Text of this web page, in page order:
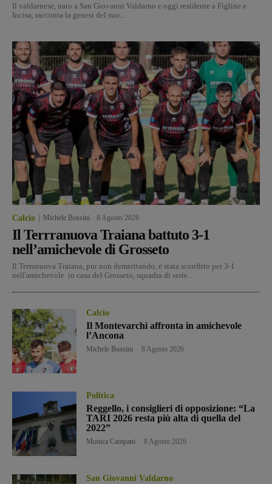
Il valdarnese, nato a San Giovanni Valdarno e oggi residente a Figline e
Incisa, racconta la genesi del suo...
Calcio Michele Bossini 8 Agosto 2026
Il Terrranuova Traiana battuto 3-1
nell’amichevole di Grosseto
Il Terranuova Traiana, pur non demeritando, è stata sconfitto per 3-1
nell'amichevole in casa del Grosseto, squadra di serie...
Calcio
Il Montevarchi affronta in amichevole
l’Ancona
Michele Bossini 8 Agosto 2026
Politica
Reggello, i consiglieri di opposizione: “La
TARI 2026 resta più alta di quella del
2022”
Monica Campani 8 Agosto 2026
San Giovanni Valdarno